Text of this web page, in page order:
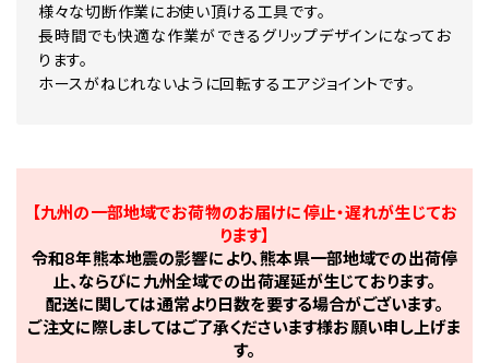
様々な切断作業にお使い頂ける工具です。
長時間でも快適な作業ができるグリップデザインになってお
ります。
ホースがねじれないように回転するエアジョイントです。
【九州の一部地域でお荷物のお届けに停止・遅れが生じてお
ります】
令和8年熊本地震の影響により、熊本県一部地域での出荷停
止、ならびに九州全域での出荷遅延が生じております。
配送に関しては通常より日数を要する場合がございます。
ご注文に際しましてはご了承くださいます様お願い申し上げま
す。